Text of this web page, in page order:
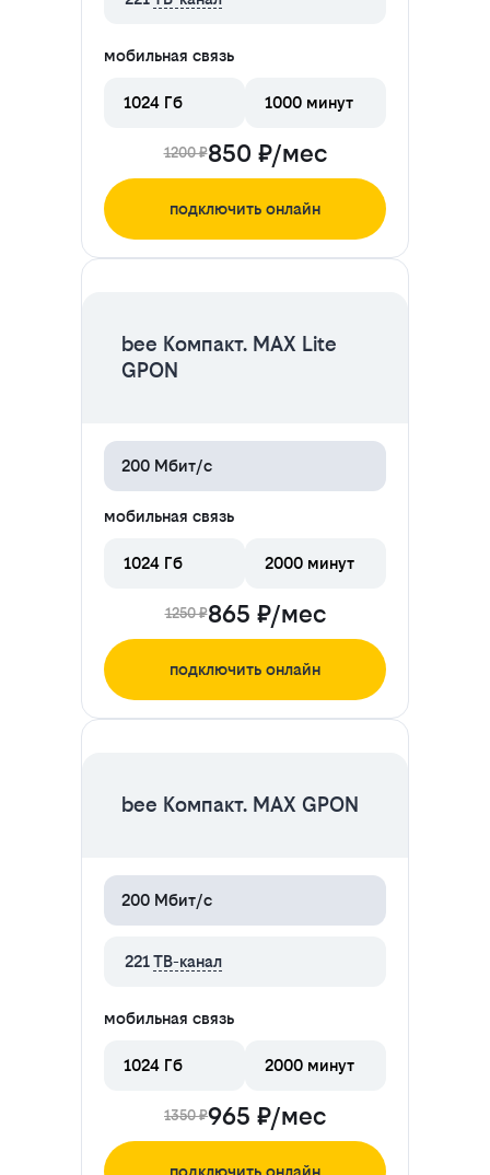
мобильная связь
1024 Гб 1000 минут
1200 ₽850 ₽/мес
подключить онлайн
bee Компакт. MAX Lite
GPON
200 Мбит/с
мобильная связь
1024 Гб 2000 минут
1250 ₽865 ₽/мес
подключить онлайн
bee Компакт. MAX GPON
200 Мбит/с
221ТВ-канал
мобильная связь
1024 Гб 2000 минут
1350 ₽965 ₽/мес
подключить онлайн